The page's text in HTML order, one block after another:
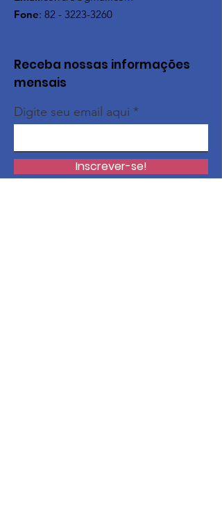
Fone: 82 - 3223-3260
Receba nossas informações
mensais
Digite seu email aqui
Inscrever-se!